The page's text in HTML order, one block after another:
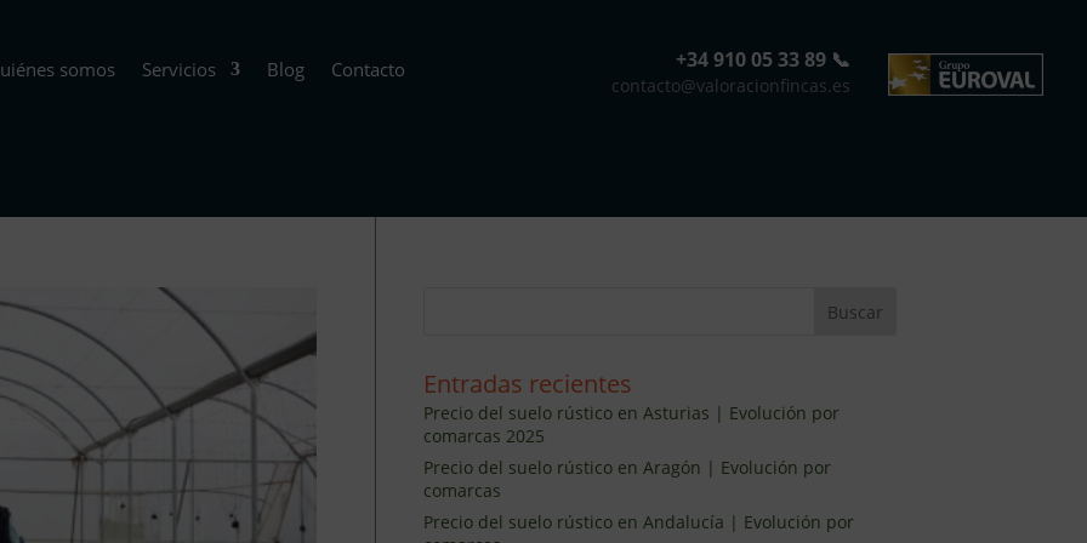
somos Servicios Blog Contacto +34 910 05 33 89 📞
contacto@valoracionfincas.es
Entradas recientes
Precio del suelo rústico en Asturias | Evolución por
comarcas 2025
Precio del suelo rústico en Aragón | Evolución por
comarcas
Precio del suelo rústico en Andalucía | Evolución por